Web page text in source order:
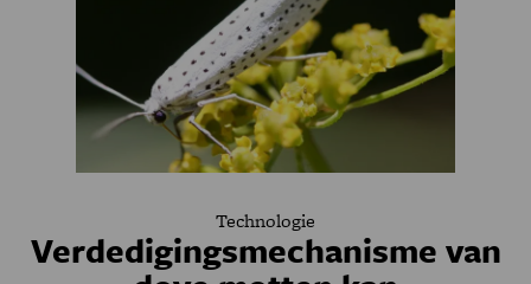
Technologie
Verdedigingsmechanisme van